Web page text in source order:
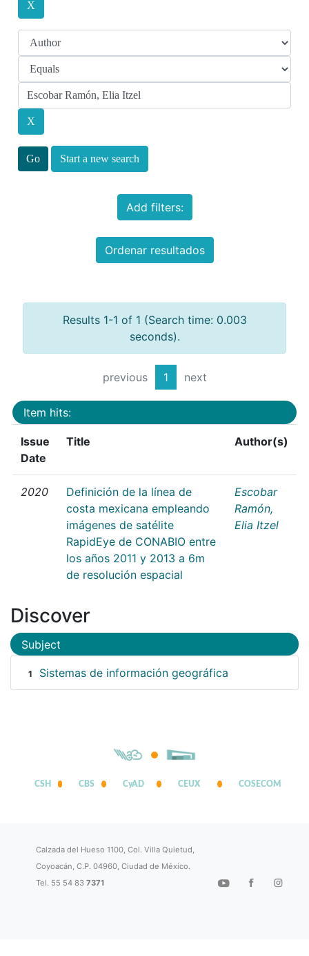
Start a new search
Add filters:
Ordenar resultados
Results 1-1 of 1 (Search time: 0.003
seconds).
previous 1 next
Item hits:
Issue
Date
Title Author(s)
2020
Definición de la línea de
costa mexicana empleando
imágenes de satélite
RapidEye de CONABIO entre
los años 2011 y 2013 a 6m
de resolución espacial
Escobar
Ramón,
Elia Itzel
Discover
Subject
1 Sistemas de información geográfica
CSH CBS CyAD CEUX COSECOM
Calzada del Hueso 1100, Col. Villa Quietud,
Coyoacán, C.P. 04960, Ciudad de México.
Tel. 55 54 837371